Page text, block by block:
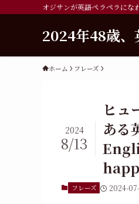
オジサンが英語ペラペラにな
2024年48歳、
ホーム フレーズ
ヒュ
ある
2024
8/13
フレーズ 2024-